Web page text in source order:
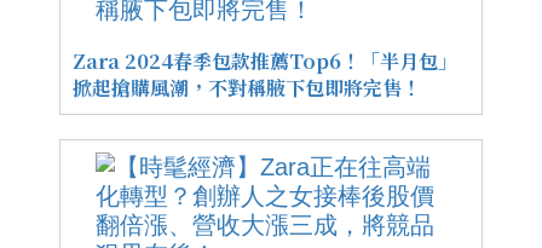
Zara 2024春季包款推薦Top6！「半月包」
掀起搶購風潮，不對稱腋下包即將完售！